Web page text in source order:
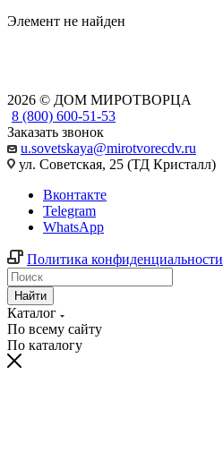
Элемент не найден
2026 © ДОМ МИРОТВОРЦА
8 (800) 600-51-53
Заказать звонок
u.sovetskaya@mirotvorecdv.ru
ул. Советская, 25 (ТД Кристалл)
Вконтакте
Telegram
WhatsApp
Политика конфиденциальности
Найти
Каталог
По всему сайту
По каталогу